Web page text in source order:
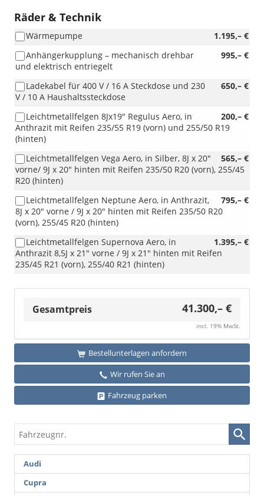
Räder & Technik
1.195,– €
Wärmepumpe
995,– €
Anhängerkupplung – mechanisch drehbar
und elektrisch entriegelt
650,– €
Ladekabel für 400 V / 16 A Steckdose und 230
V / 10 A Haushaltssteckdose
200,– €
Leichtmetallfelgen 8Jx19" Regulus Aero, in
Anthrazit mit Reifen 235/55 R19 (vorn) und 255/50 R19
(hinten)
565,– €
Leichtmetallfelgen Vega Aero, in Silber, 8J x 20"
vorne/ 9J x 20" hinten mit Reifen 235/50 R20 (vorn), 255/45
R20 (hinten)
795,– €
Leichtmetallfelgen Neptune Aero, in Anthrazit,
8J x 20" vorne / 9J x 20" hinten mit Reifen 235/50 R20
(vorn), 255/45 R20 (hinten)
1.395,– €
Leichtmetallfelgen Supernova Aero, in
Anthrazit 8,5J x 21" vorne / 9J x 21" hinten mit Reifen
235/45 R21 (vorn), 255/40 R21 (hinten)
Gesamtpreis 41.300,– €
incl. 19% MwSt.
Bestellunterlagen anfordern
Wir rufen Sie an
Fahrzeug parken
Fahrzeugnr.
Audi
Cupra